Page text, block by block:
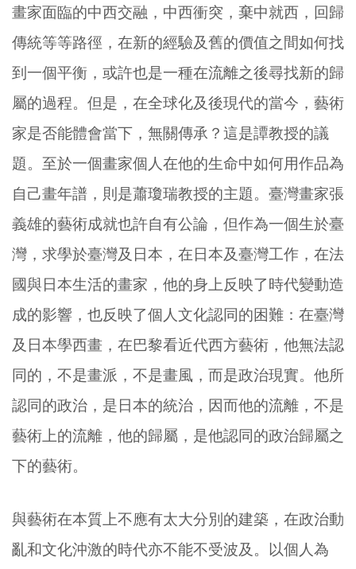
畫家面臨的中西交融，中西衝突，棄中就西，回歸
傳統等等路徑，在新的經驗及舊的價值之間如何找
到一個平衡，或許也是一種在流離之後尋找新的歸
屬的過程。但是，在全球化及後現代的當今，藝術
家是否能體會當下，無關傳承？這是譚教授的議
題。至於一個畫家個人在他的生命中如何用作品為
自己畫年譜，則是蕭瓊瑞教授的主題。臺灣畫家張
義雄的藝術成就也許自有公論，但作為一個生於臺
灣，求學於臺灣及日本，在日本及臺灣工作，在法
國與日本生活的畫家，他的身上反映了時代變動造
成的影響，也反映了個人文化認同的困難：在臺灣
及日本學西畫，在巴黎看近代西方藝術，他無法認
同的，不是畫派，不是畫風，而是政治現實。他所
認同的政治，是日本的統治，因而他的流離，不是
藝術上的流離，他的歸屬，是他認同的政治歸屬之
下的藝術。
與藝術在本質上不應有太大分別的建築，在政治動
亂和文化沖激的時代亦不能不受波及。以個人為